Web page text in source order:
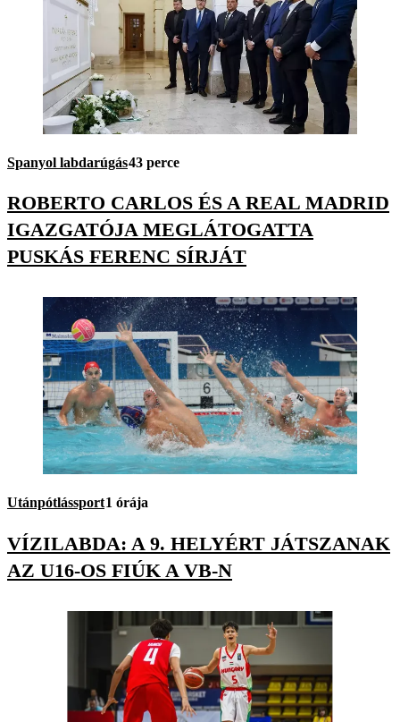
Spanyol labdarúgás43 perce
ROBERTO CARLOS ÉS A REAL MADRID
IGAZGATÓJA MEGLÁTOGATTA
PUSKÁS FERENC SÍRJÁT
Utánpótlássport1 órája
VÍZILABDA: A 9. HELYÉRT JÁTSZANAK
AZ U16-OS FIÚK A VB-N